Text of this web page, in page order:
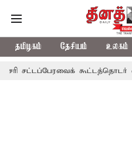
தமிழகம் தேசியம் உலகம்
கூட்டத்தொடர் வரும் 24ம்